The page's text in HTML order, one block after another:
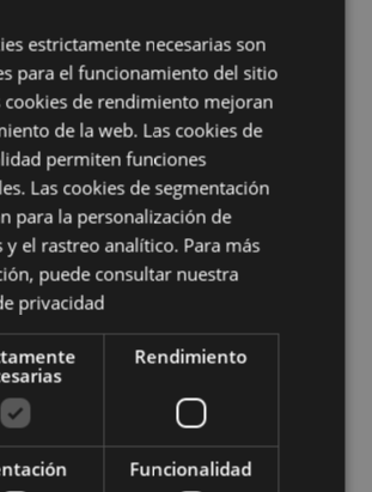
más acerca de los métodos de trabajo
Encuentra todo lo que necesitas saber
compra del cliente.
del Producto
TBCcm Largura TBCcm Profundidade
5055071763465
480
& Obelix
estrictamente necesarias son
para el funcionamiento del sitio
cookies de rendimiento mejoran
de la web. Las cookies de
permiten funciones
Las cookies de segmentación
para la personalización de
y el rastreo analítico. Para más
puede consultar nuestra
privacidad
Rendimiento
Funcionalidad